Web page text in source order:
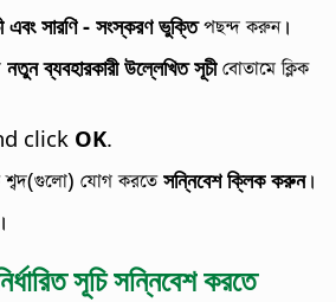
এবং সারণি - সংস্করণ ভুক্তিপছন্দ করুন।
নতুন ব্যবহারকারী উল্লেখিত সূচীবোতামে ক্লিক
click OK.
শব্দ(গুলো) যোগ করতেসন্নিবেশ ক্লিক করুন।
সূচি সন্নিবেশ করতে